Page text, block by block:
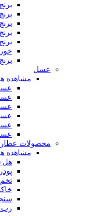
عسل
مشاهده
محصولات
مشاهده
هل
رب